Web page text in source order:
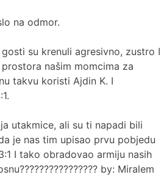
na odmor.
su krenuli agresivno, zustro I
našim momcima za
takvu koristi Ajdin K. I
utakmice, ali su ti napadi bili
je nas tim upisao prvu pobjedu
I tako obradovao armiju nasih
by: Miralem